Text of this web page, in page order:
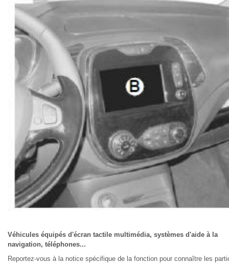
Véhicules équipés d'écran tactile multimédia, systèmes d'aide à la
navigation, téléphones...
Reportez-vous à la notice spécifique de la fonction pour connaître les